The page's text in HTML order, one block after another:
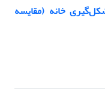
خانه (مقایسه